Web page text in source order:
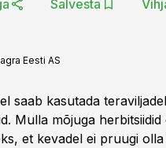
Salvesta
Eesti AS
saab kasutada
Mulla mõjuga
et kevadel ei pruugi